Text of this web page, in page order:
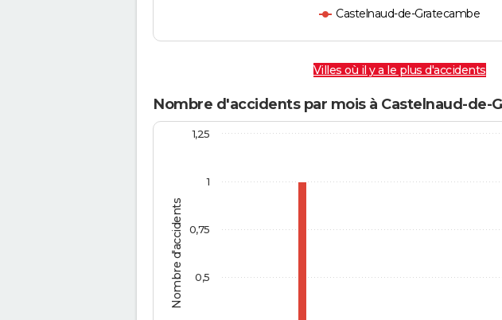
Castelnaud-de-Gratecambe
Villes où il y a le plus d'accidents
Nombre d'accidents par mois à Castelnaud-de-
Nombre d'accidents
1
0,5
0,75
1,25